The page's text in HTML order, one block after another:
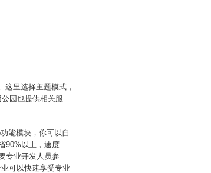
里选择主题模式，
园也提供相关服
能模块，你可以自
90%以上，速度
专业开发人员参
可以快速享受专业